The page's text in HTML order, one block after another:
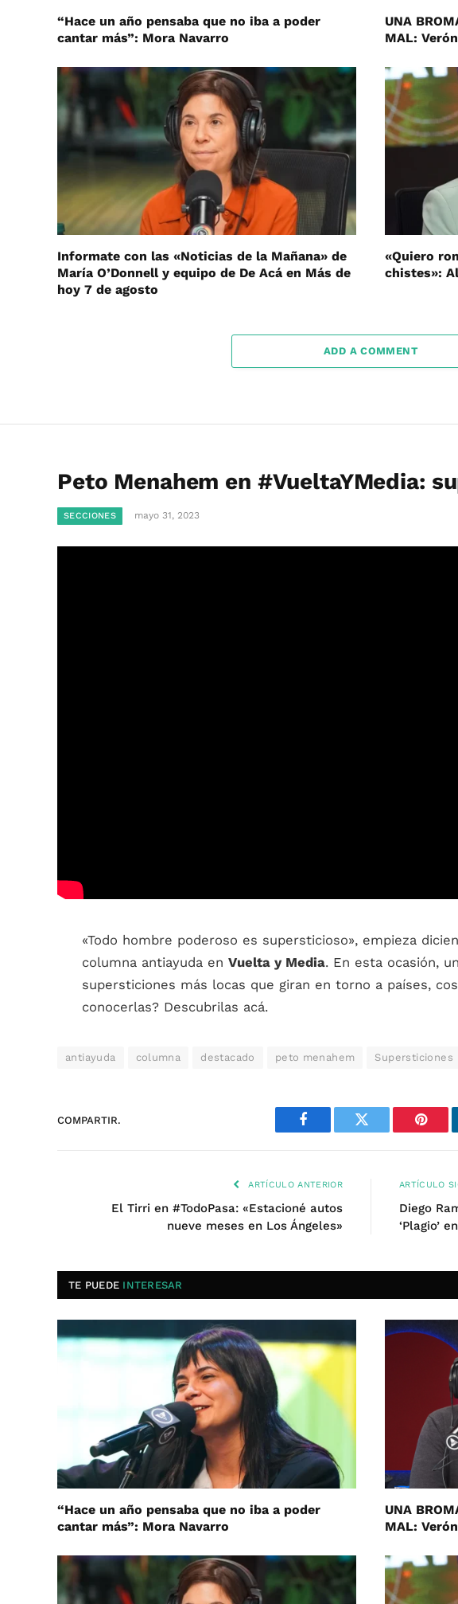
“Hace un año pensaba que no iba a poder
cantar más”: Mora Navarro
UNA
MAL:
Informate con las «Noticias de la Mañana» de
María O’Donnell y equipo de De Acá en Más de
hoy 7 de agosto
«Quiero
chistes»:
ADD A COMMENT
Peto Menahem en #VueltaYMedia:
SECCIONES mayo 31, 2023
«Todo hombre poderoso es supersticioso», empieza
columna antiayuda en Vuelta y Media. En esta ocasión,
supersticiones más locas que giran en torno a países,
conocerlas? Descubrilas acá.
antiayuda columna destacado peto menahem Supersticiones
COMPARTIR.
Facebook Twitter
ARTÍCULO ANTERIOR
El Tirri en #TodoPasa: «Estacioné autos
nueve meses en Los Ángeles»
ARTÍCULO
Diego
‘Plagio’
TE PUEDE INTERESAR
“Hace un año pensaba que no iba a poder
cantar más”: Mora Navarro
UNA
MAL: